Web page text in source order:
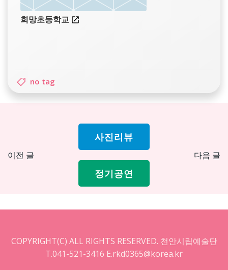
희망초등학교
no tag
Post
navigation
이전 글
사진리뷰
정기공연
다음 글
COPYRIGHT(C) ALL RIGHTS RESERVED. 천안시립예술단
T.041-521-3416 E.rkd0365@korea.kr